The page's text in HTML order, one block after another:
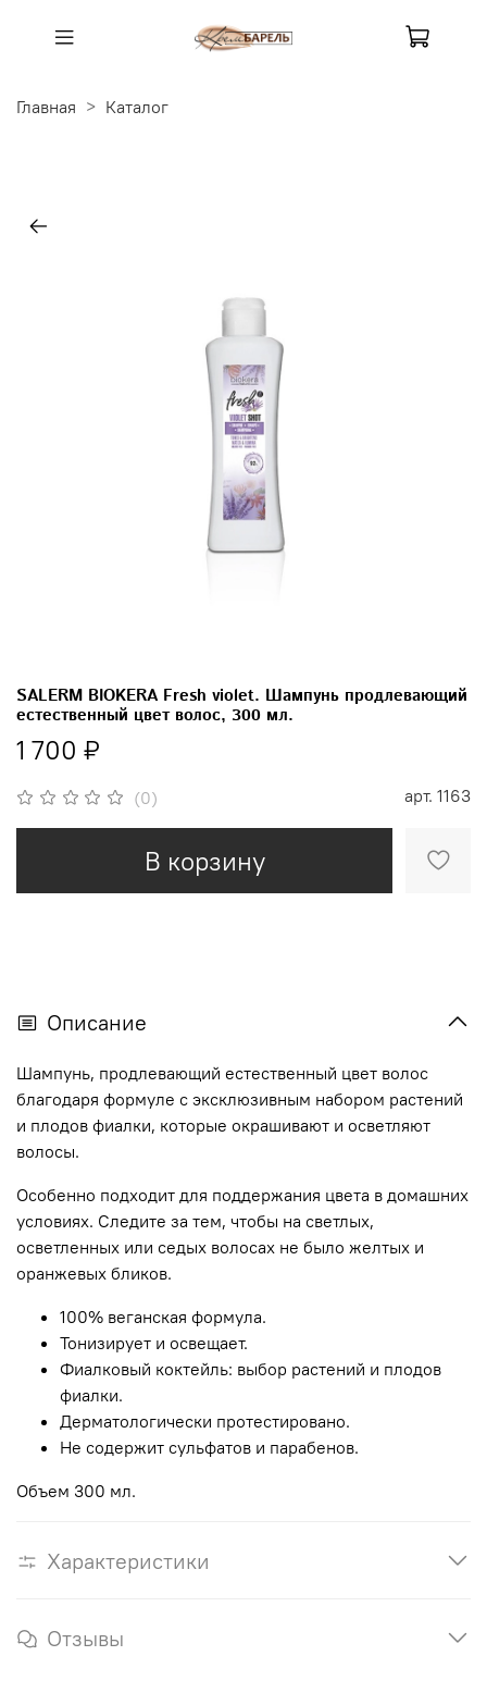
Главная Каталог
(0) арт. 1163
SALERM BIOKERA Fresh violet. Шампунь продлевающий
естественный цвет волос, 300 мл.
1 700 ₽
В корзину
Описание
Шампунь, продлевающий естественный цвет волос
благодаря формуле с эксклюзивным набором растений
и плодов фиалки, которые окрашивают и осветляют
волосы.
Особенно подходит для поддержания цвета в домашних
условиях. Следите за тем, чтобы на светлых,
осветленных или седых волосах не было желтых и
оранжевых бликов.
100% веганская формула.
Тонизирует и освещает.
Фиалковый коктейль: выбор растений и плодов
фиалки.
Дерматологически протестировано.
Не содержит сульфатов и парабенов.
Объем 300 мл.
Характеристики
Отзывы